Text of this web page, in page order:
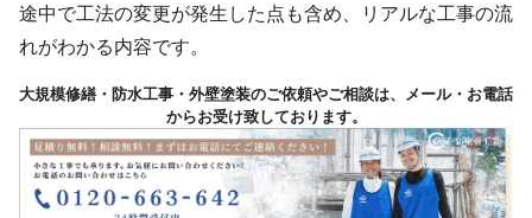
途中で工法の変更が発生した点も含め、リアルな工事の流
れがわかる内容です。
大規模修繕・防水工事・外壁塗装のご依頼やご相談は、メール・お電話
からお受け致しております。